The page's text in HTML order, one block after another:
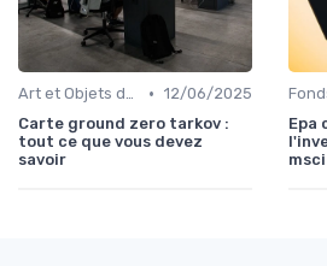
Art et Objets de Collection • 12/06/2025
Carte ground zero tarkov :
tout ce que vous devez
savoir
Epa